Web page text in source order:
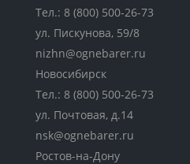
Тел.: 8 (800) 500-26-73
ул. Пискунова, 59/8
nizhn@ognebarer.ru
Новосибирск
Тел.: 8 (800) 500-26-73
ул. Почтовая, д.14
nsk@ognebarer.ru
Ростов-на-Дону